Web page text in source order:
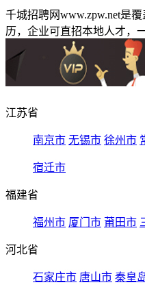
千城招聘网www.zpw.net是
历，企业可直招本地人才，
江苏省
南京市 无锡市 徐州市
宿迁市
福建省
福州市 厦门市 莆田市
河北省
石家庄市 唐山市 秦皇